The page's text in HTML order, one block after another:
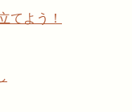
てよう！